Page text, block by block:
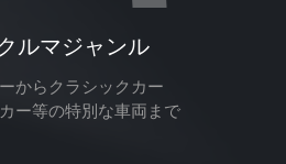
ルマジャンル
からクラシックカー
ー等の特別な車両まで